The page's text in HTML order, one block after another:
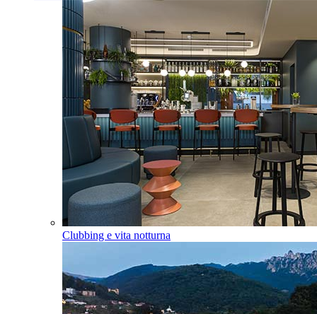
Clubbing e vita notturna